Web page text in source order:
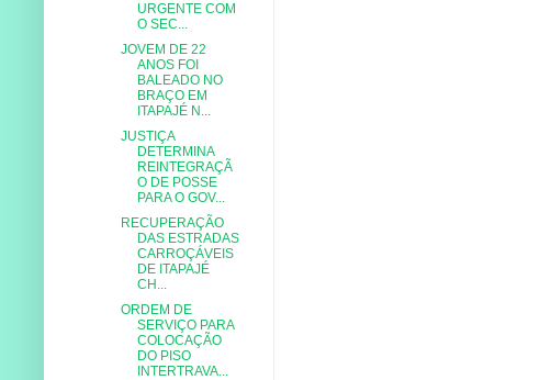
URGENTE COM
O SEC...
JOVEM DE 22
ANOS FOI
BALEADO NO
BRAÇO EM
ITAPAJÉ N...
JUSTIÇA
DETERMINA
REINTEGRAÇÃ
O DE POSSE
PARA O GOV...
RECUPERAÇÃO
DAS ESTRADAS
CARROÇÁVEIS
DE ITAPAJÉ
CH...
ORDEM DE
SERVIÇO PARA
COLOCAÇÃO
DO PISO
INTERTRAVA...